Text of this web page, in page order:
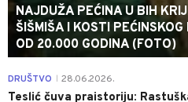
NAJDUŽA PEĆINA U BIH
ŠIŠMIŠA I KOSTI
OD 20.000 GODINA (FOTO)
DRUŠTVO 28.06.2026.
Teslić čuva praistoriju: